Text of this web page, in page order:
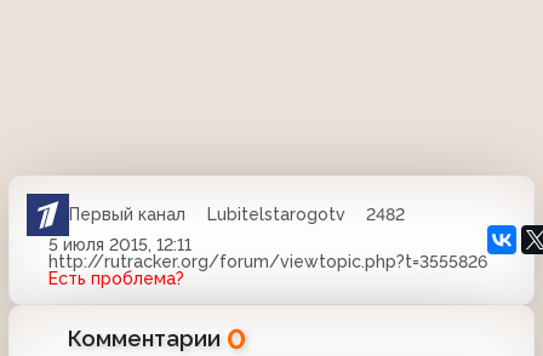
Первый канал Lubitelstarogotv
2482
5 июля 2015, 12:11
http://rutracker.org/forum/viewtopic.php?t=3555826
Есть проблема?
Комментарии 0